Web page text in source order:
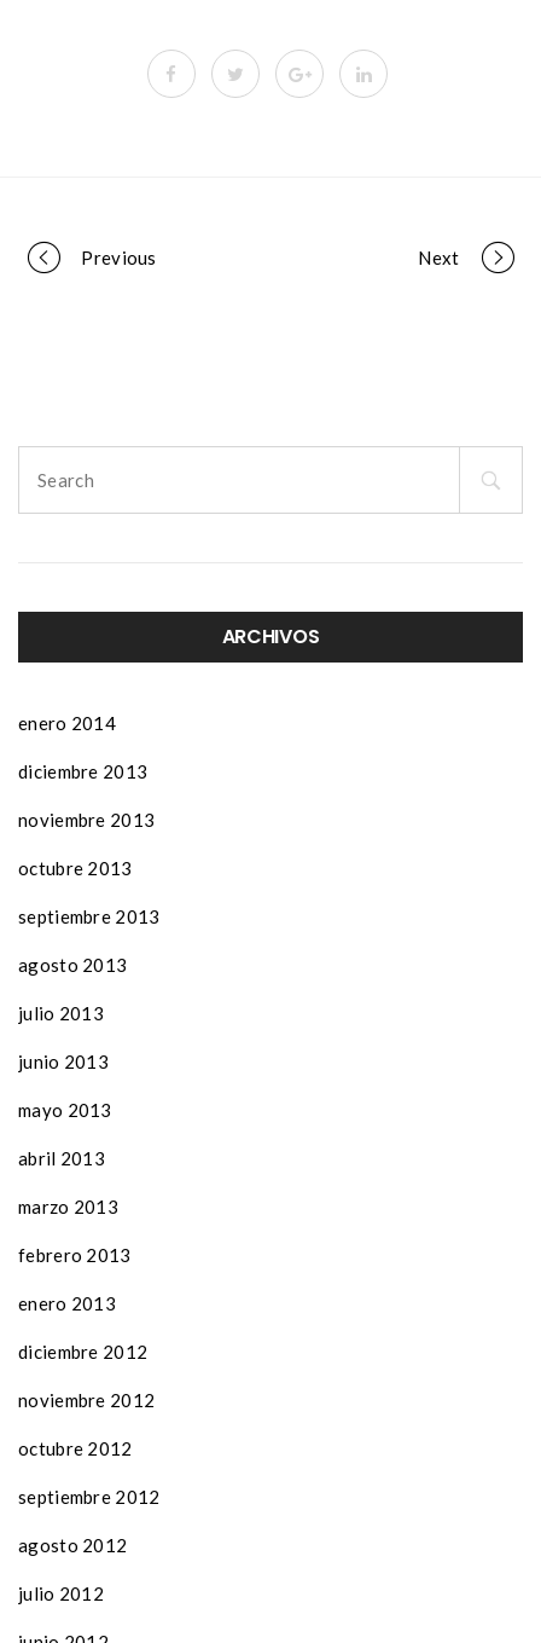
Portfolio
Previous Next
for:
ARCHIVOS
enero 2014
diciembre 2013
noviembre 2013
octubre 2013
septiembre 2013
agosto 2013
julio 2013
junio 2013
mayo 2013
abril 2013
marzo 2013
febrero 2013
enero 2013
diciembre 2012
noviembre 2012
octubre 2012
septiembre 2012
agosto 2012
julio 2012